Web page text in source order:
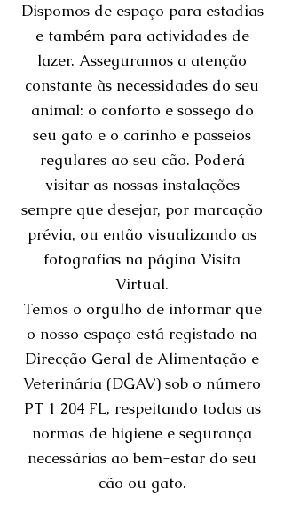
Dispomos de espaço para estadias
e também para actividades de
lazer. Asseguramos a atenção
constante às necessidades do seu
animal: o conforto e sossego do
seu gato e o carinho e passeios
regulares ao seu cão. Poderá
visitar as nossas instalações
sempre que desejar, por marcação
prévia, ou então visualizando as
fotografias na página Visita
Virtual.
Temos o orgulho de informar que
o nosso espaço está registado na
Direcção Geral de Alimentação e
Veterinária (DGAV) sob o número
PT 1 204 FL, respeitando todas as
normas de higiene e segurança
necessárias ao bem-estar do seu
cão ou gato.